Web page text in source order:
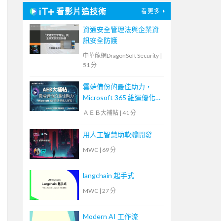
看影片追技術 看更多
資通安全管理法與企業資
訊安全防護
中華龍網DragonSoft Security |
51 分
雲端備份的最佳助力，
Microsoft 365 維運優化
大解密！【宏碁資訊網路
ＡＥＢ大補帖 | 41 分
用人工智慧助軟體開發
MWC | 69 分
langchain 起手式
MWC | 27 分
Modern AI 工作流